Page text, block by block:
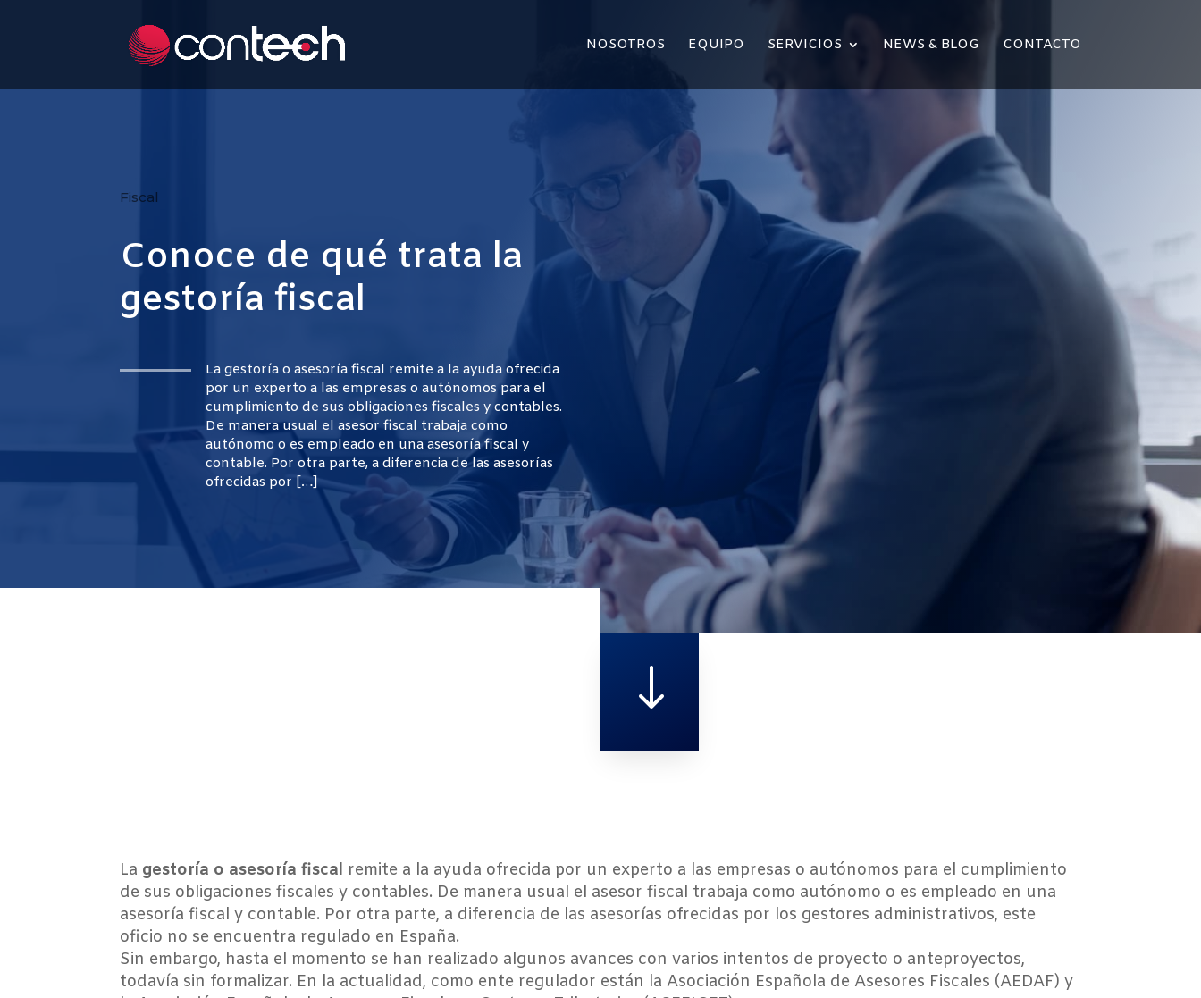
NOSOTROS EQUIPO SERVICIOS NEWS & BLOG CONTACTO
Fiscal
Conoce de qué trata la
gestoría fiscal
La gestoría o asesoría fiscal remite a la ayuda ofrecida
por un experto a las empresas o autónomos para el
cumplimiento de sus obligaciones fiscales y contables.
De manera usual el asesor fiscal trabaja como
autónomo o es empleado en una asesoría fiscal y
contable. Por otra parte, a diferencia de las asesorías
ofrecidas por […]
"
La gestoría o asesoría fiscal remite a la ayuda ofrecida por un experto a las empresas o autónomos para el cumplimiento
de sus obligaciones fiscales y contables. De manera usual el asesor fiscal trabaja como autónomo o es empleado en una
asesoría fiscal y contable. Por otra parte, a diferencia de las asesorías ofrecidas por los gestores administrativos, este
oficio no se encuentra regulado en España.
Sin embargo, hasta el momento se han realizado algunos avances con varios intentos de proyecto o anteproyectos,
todavía sin formalizar. En la actualidad, como ente regulador están la Asociación Española de Asesores Fiscales (AEDAF) y